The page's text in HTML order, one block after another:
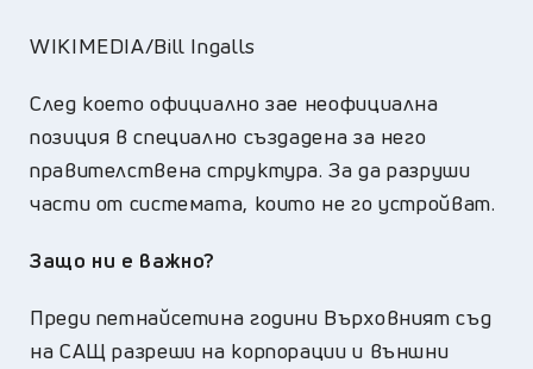
WIKIMEDIA/Bill Ingalls
След което официално зае неофициална
позиция в специално създадена за него
правителствена структура. За да разруши
части от системата, които не го устройват.
Защо ни е важно?
Преди петнайсетина години Върховният съд
на САЩ разреши на корпорации и външни